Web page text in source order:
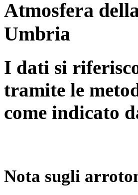
Atmosfera
Umbria
I dati si
tramite le
come indicato
Nota sugli